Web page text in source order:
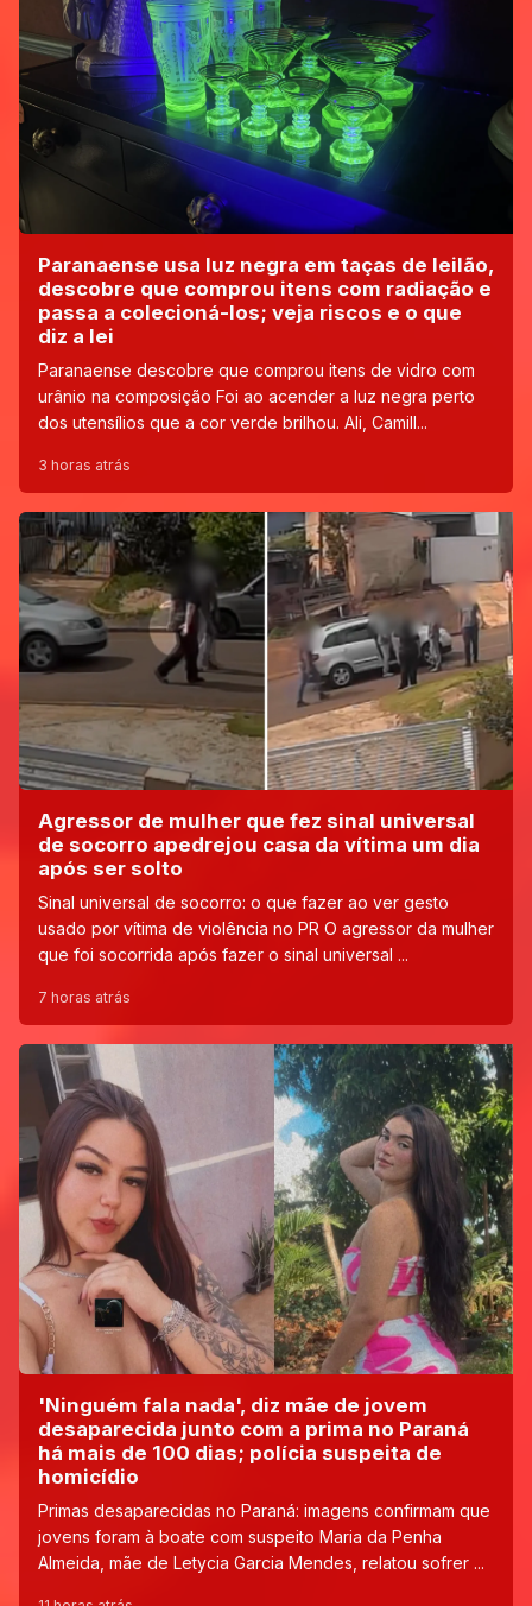
Paranaense usa luz negra em taças de leilão,
descobre que comprou itens com radiação e
passa a colecioná-los; veja riscos e o que
diz a lei
Paranaense descobre que comprou itens de vidro com
urânio na composição Foi ao acender a luz negra perto
dos utensílios que a cor verde brilhou. Ali, Camill...
3 horas atrás
Agressor de mulher que fez sinal universal
de socorro apedrejou casa da vítima um dia
após ser solto
Sinal universal de socorro: o que fazer ao ver gesto
usado por vítima de violência no PR O agressor da mulher
que foi socorrida após fazer o sinal universal ...
7 horas atrás
'Ninguém fala nada', diz mãe de jovem
desaparecida junto com a prima no Paraná
há mais de 100 dias; polícia suspeita de
homicídio
Primas desaparecidas no Paraná: imagens confirmam que
jovens foram à boate com suspeito Maria da Penha
Almeida, mãe de Letycia Garcia Mendes, relatou sofrer ...